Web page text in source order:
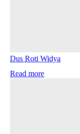
Dus Roti Widya
Read more